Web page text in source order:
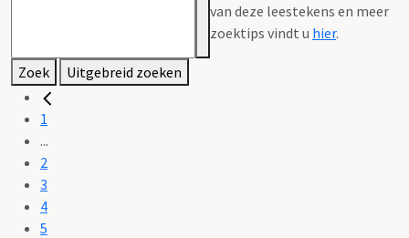
van deze leestekens en meer
zoektips vindt u hier.
Zoek Uitgebreid zoeken
1
...
2
3
4
5